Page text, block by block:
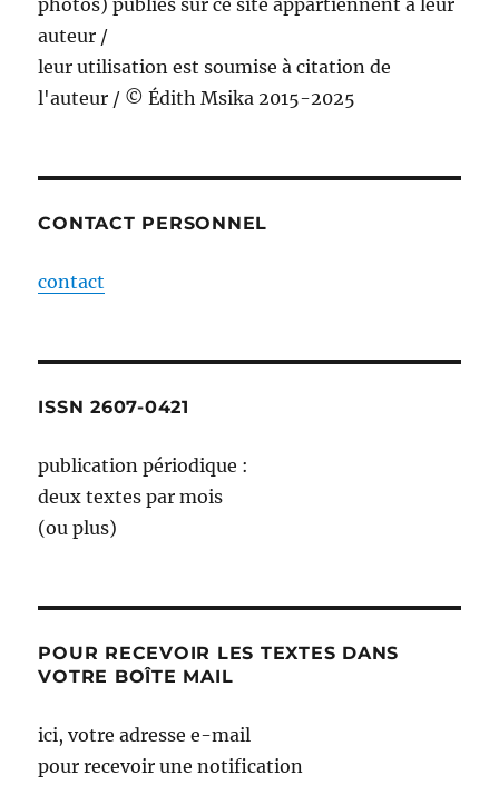
photos) publiés sur ce site appartiennent à leur
auteur /
leur utilisation est soumise à citation de
l'auteur / © Édith Msika 2015-2025
CONTACT PERSONNEL
contact
ISSN 2607-0421
publication périodique :
deux textes par mois
(ou plus)
POUR RECEVOIR LES TEXTES DANS
VOTRE BOÎTE MAIL
ici, votre adresse e-mail
pour recevoir une notification